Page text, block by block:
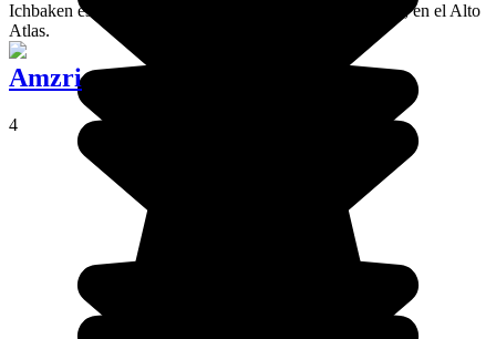
Ichbaken es una aldea ubicada en el macizo del M’Goun, en el Alto
Atlas.
Amzri
4